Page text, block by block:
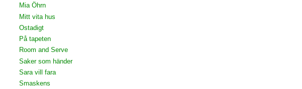
Mia Öhrn
Mitt vita hus
Ostadigt
På tapeten
Room and Serve
Saker som händer
Sara vill fara
Smaskens